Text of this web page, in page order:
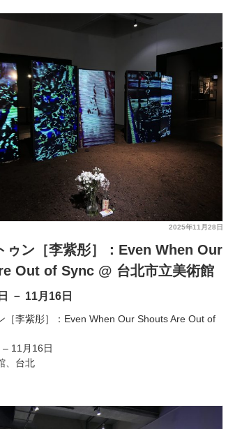
2025年11月28日
ゥン［李紫彤］：Even When Our
Out of Sync @ 台北市立美術館
－ 11月16日
［李紫彤］：Even When Our Shouts Are Out of
11月16日
、台北